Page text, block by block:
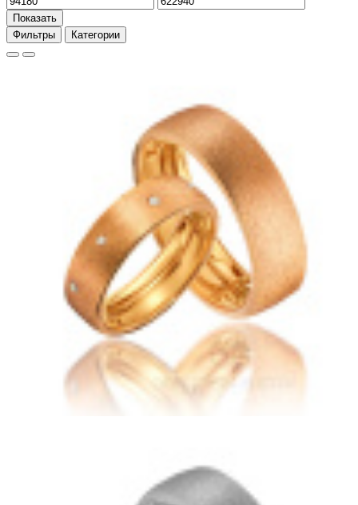
Показать
Фильтры
Категории